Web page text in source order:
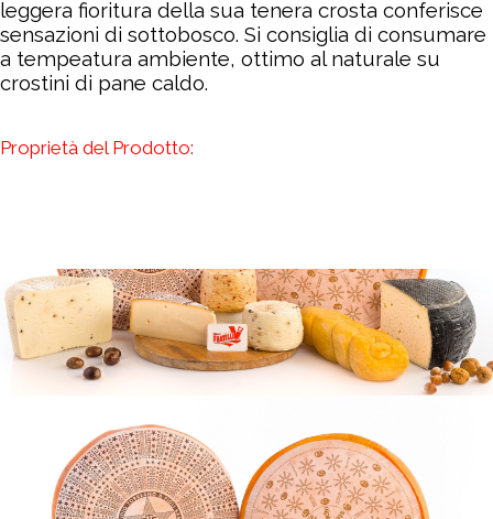
leggera fioritura della sua tenera crosta conferisce
sensazioni di sottobosco. Si consiglia di consumare
a tempeatura ambiente, ottimo al naturale su
crostini di pane caldo.
Proprietà del Prodotto: